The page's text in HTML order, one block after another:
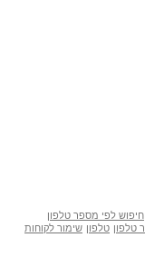
חיפוש לפי מספר טלפון
טלפון טלפון שימור לקוחות